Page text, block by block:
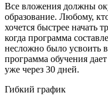
Все вложения должны
образование. Любому,
хочется быстрее начать
когда программа
несложно было усвоить
программа обучения
уже через 30 дней.
Гибкий график